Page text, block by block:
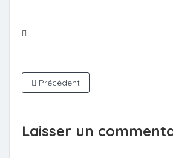
Précédent
Laisser un